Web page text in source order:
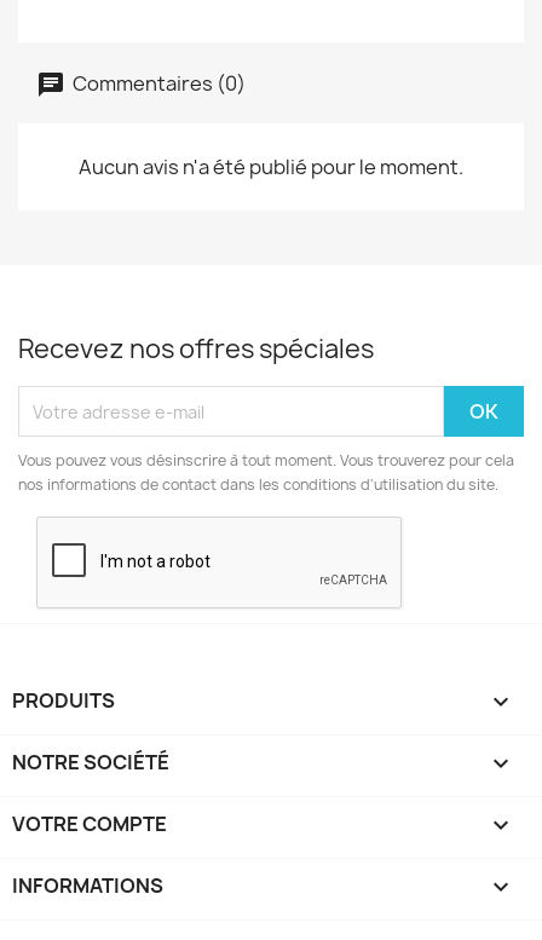
Commentaires (0)
Aucun avis n'a été publié pour le moment.
Recevez nos offres spéciales
Vous pouvez vous désinscrire à tout moment. Vous trouverez pour cela
nos informations de contact dans les conditions d'utilisation du site.
PRODUITS 
NOTRE SOCIÉTÉ 
VOTRE COMPTE 
INFORMATIONS keyboard_arrow_down